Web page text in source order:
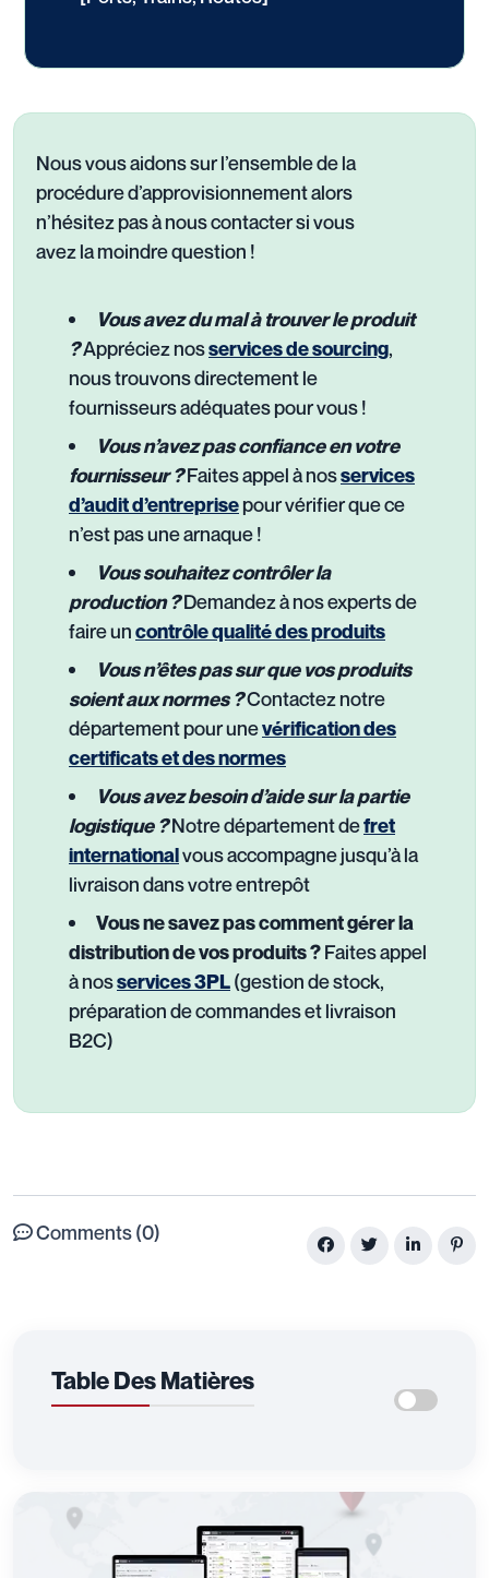
Nous vous aidons sur l’ensemble de la
procédure d’approvisionnement alors
n’hésitez pas à nous contacter si vous
avez la moindre question !
Vous avez du mal à trouver le produit
?Appréciez nosservices de sourcing,
nous trouvons directement le
fournisseurs adéquates pour vous !
Vous n’avez pas confiance en votre
fournisseur ?Faites appel à nosservices
d’audit d’entreprisepour vérifier que ce
n’est pas une arnaque !
Vous souhaitez contrôler la
production ?Demandez à nos experts de
faire uncontrôle qualité des produits
Vous n’êtes pas sur que vos produits
soient aux normes ?Contactez notre
département pour unevérification des
certificats et des normes
Vous avez besoin d’aide sur la partie
logistique ?Notre département defret
internationalvous accompagne jusqu’à la
livraison dans votre entrepôt
Vous ne savez pas comment gérer la
distribution de vos produits ?Faites appel
à nosservices 3PL(gestion de stock,
préparation de commandes et livraison
B2C)
Comments (0)
Table Des Matières